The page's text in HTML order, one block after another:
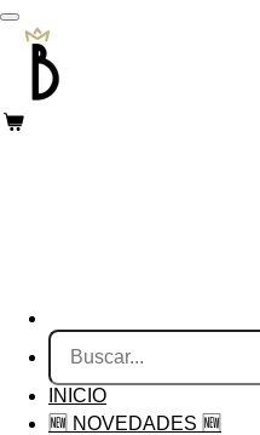
Ir
al
contenido
principal
INICIO
🆕 NOVEDADES 🆕